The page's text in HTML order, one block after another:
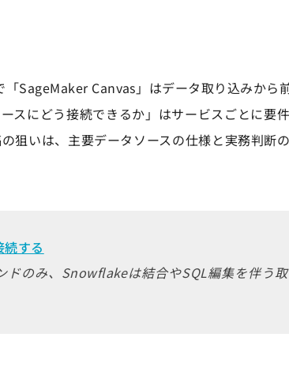
SageMaker Canvas」はデータ取り込みから
スにどう接続できるか」はサービスごとに
狙いは、主要データソースの仕様と実務判断
する
ドのみ、Snowflakeは結合やSQL編集を伴う